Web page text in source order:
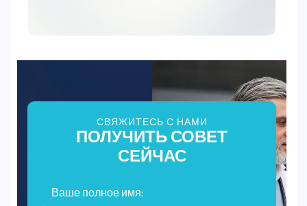
СВЯЖИТЕСЬ С НАМИ
ПОЛУЧИТЬ СОВЕТ
СЕЙЧАС